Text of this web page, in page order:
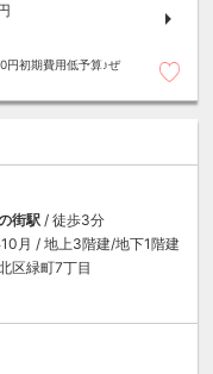
円初期費用低予算♪ぜ
街駅 / 徒歩3分
月 / 地上3階建/地下1階建
区緑町7丁目